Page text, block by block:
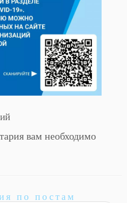
вам необходимо
по постам